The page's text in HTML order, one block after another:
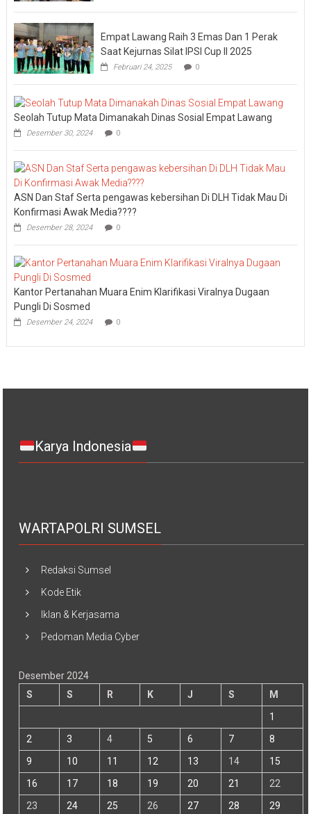
Empat Lawang Raih 3 Emas Dan 1 Perak
Saat Kejurnas Silat IPSI Cup II 2025
Februari 24, 2025 0
Seolah Tutup Mata Dimanakah Dinas Sosial Empat Lawang
Desember 30, 2024 0
ASN Dan Staf Serta pengawas kebersihan Di DLH Tidak Mau Di
Konfirmasi Awak Media????
Desember 28, 2024 0
Kantor Pertanahan Muara Enim Klarifikasi Viralnya Dugaan
Pungli Di Sosmed
Desember 24, 2024 0
Karya Indonesia
WARTAPOLRI SUMSEL
Redaksi Sumsel
Kode Etik
Iklan & Kerjasama
Pedoman Media Cyber
Desember 2024
S
S R K J S
M
1
2
3 4 5 6 7
8
9
10 11 12 13 14
15
16
17 18 19 20 21
22
23
24 25 26 27 28 29